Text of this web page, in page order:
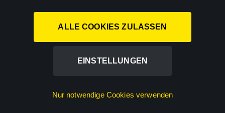
ALLE COOKIES ZULASSEN
EINSTELLUNGEN
Nur notwendige Cookies verwenden
machen sie üppig erhaltene Geschenke in den
Augen von Fairfax höchst verdächtig.